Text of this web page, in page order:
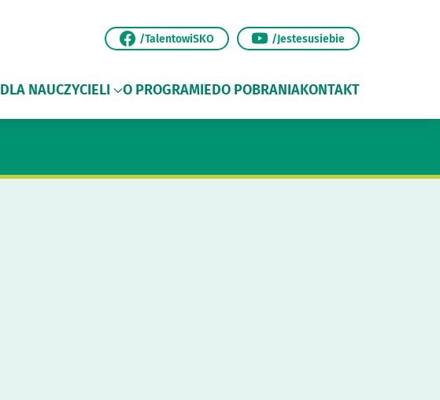
/TalentowiSKO /Jestesusiebie
DLA NAUCZYCIELI O PROGRAMIEDO POBRANIAKONTAKT